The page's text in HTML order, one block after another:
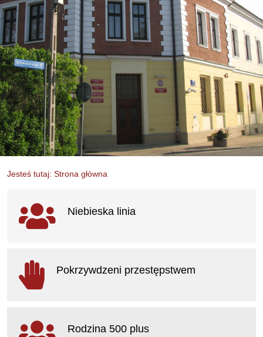
Jesteś tutaj: Strona główna
Ważne linki
Niebieska linia
Pokrzywdzeni przestępstwem
Rodzina 500 plus